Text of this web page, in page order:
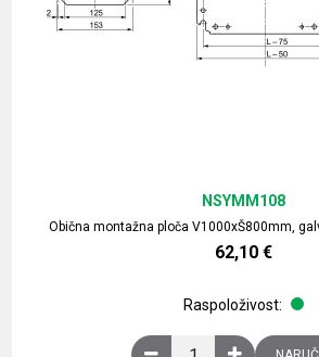
Obična montažna ploča V1000xŠ800mm,
NSYMM108
62,10 €
Raspoloživost:
Obična montažna